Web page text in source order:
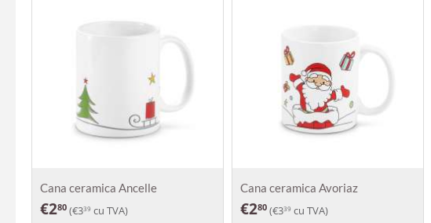
Cana ceramica Ancelle
€280 (€339 cu TVA)
Cana ceramica Avoriaz
€280 (€339 cu TVA)